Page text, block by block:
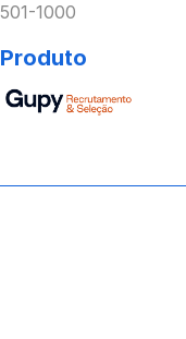
501-1000
Produto